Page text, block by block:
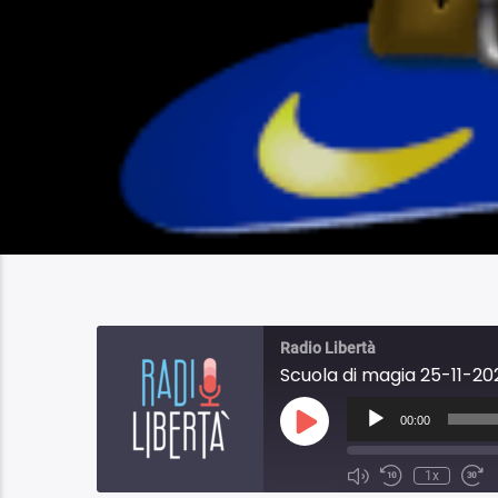
Radio Libertà
Scuola di magia 25-11-
Play
Episode
Audio
Player
00:00
1x